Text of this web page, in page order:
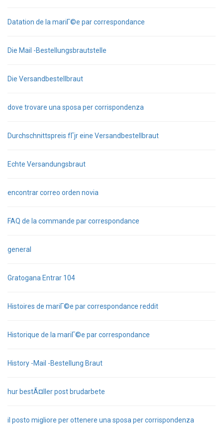
Datation de la mariГ©e par correspondance
Die Mail -Bestellungsbrautstelle
Die Versandbestellbraut
dove trovare una sposa per corrispondenza
Durchschnittspreis fГјr eine Versandbestellbraut
Echte Versandungsbraut
encontrar correo orden novia
FAQ de la commande par correspondance
general
Gratogana Entrar 104
Histoires de mariГ©e par correspondance reddit
Historique de la mariГ©e par correspondance
History -Mail -Bestellung Braut
hur bestÃ¤ller post brudarbete
il posto migliore per ottenere una sposa per corrispondenza